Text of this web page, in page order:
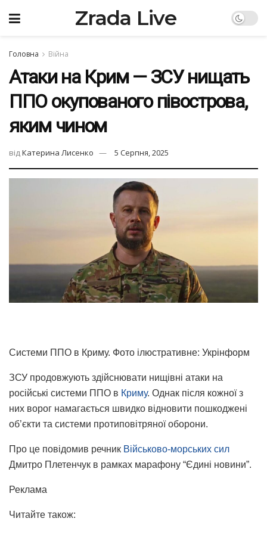
Zrada Live
Головна Війна
Атаки на Крим — ЗСУ нищать
ППО окупованого півострова,
яким чином
відКатерина Лисенко 5 Серпня, 2025
Системи ППО в Криму. Фото ілюстративне: Укрінформ
ЗСУ продовжують здійснювати нищівні атаки на
російські системи ППО в Криму. Однак після кожної з
них ворог намагається швидко відновити пошкоджені
об’єкти та системи протиповітряної оборони.
Про це повідомив речник Військово-морських сил
Дмитро Плетенчук в рамках марафону “Єдині новини”.
Реклама
Читайте також: